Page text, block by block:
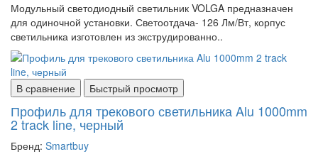
Модульный светодиодный светильник VOLGA предназначен
для одиночной установки. Светоотдача- 126 Лм/Вт, корпус
светильника изготовлен из экструдированно..
В сравнение Быстрый просмотр
Профиль для трекового светильника Alu 1000mm
2 track line, черный
Бренд: Smartbuy